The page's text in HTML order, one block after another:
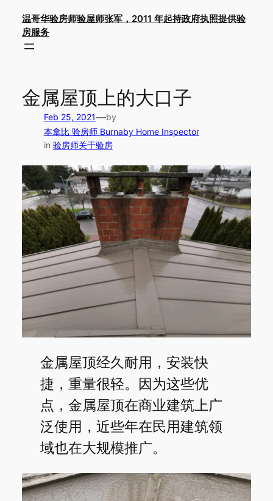
content
温哥华验房师验屋师张军，2011 年起持政府执照提供验
房服务
金属屋顶上的大口子
Feb 25, 2021—by
本拿比 验房师 Burnaby Home Inspector
in 验房师关于验房
金属屋顶经久耐用，安装快
捷，重量很轻。因为这些优
点，金属屋顶在商业建筑上广
泛使用，近些年在民用建筑领
域也在大规模推广。